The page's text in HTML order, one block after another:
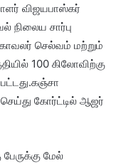
விஜயபாஸ்கர்
நிலைய சார்பு
செல்வம் மற்றும்
100 கிலோவிற்கு
செய்து கோர்ட்டில் ஆஜர்
மேல்